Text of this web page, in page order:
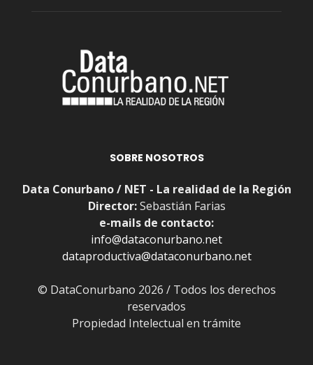
SOBRE NOSOTROS
Data Conurbano / NET - La realidad de la Región
Director:Sebastián Farias
e-mails de contacto:
info@dataconurbano.net
dataproductiva@dataconurbano.net
© DataConurbano 2026 / Todos los derechos
reservados
Propiedad Intelectual en trámite